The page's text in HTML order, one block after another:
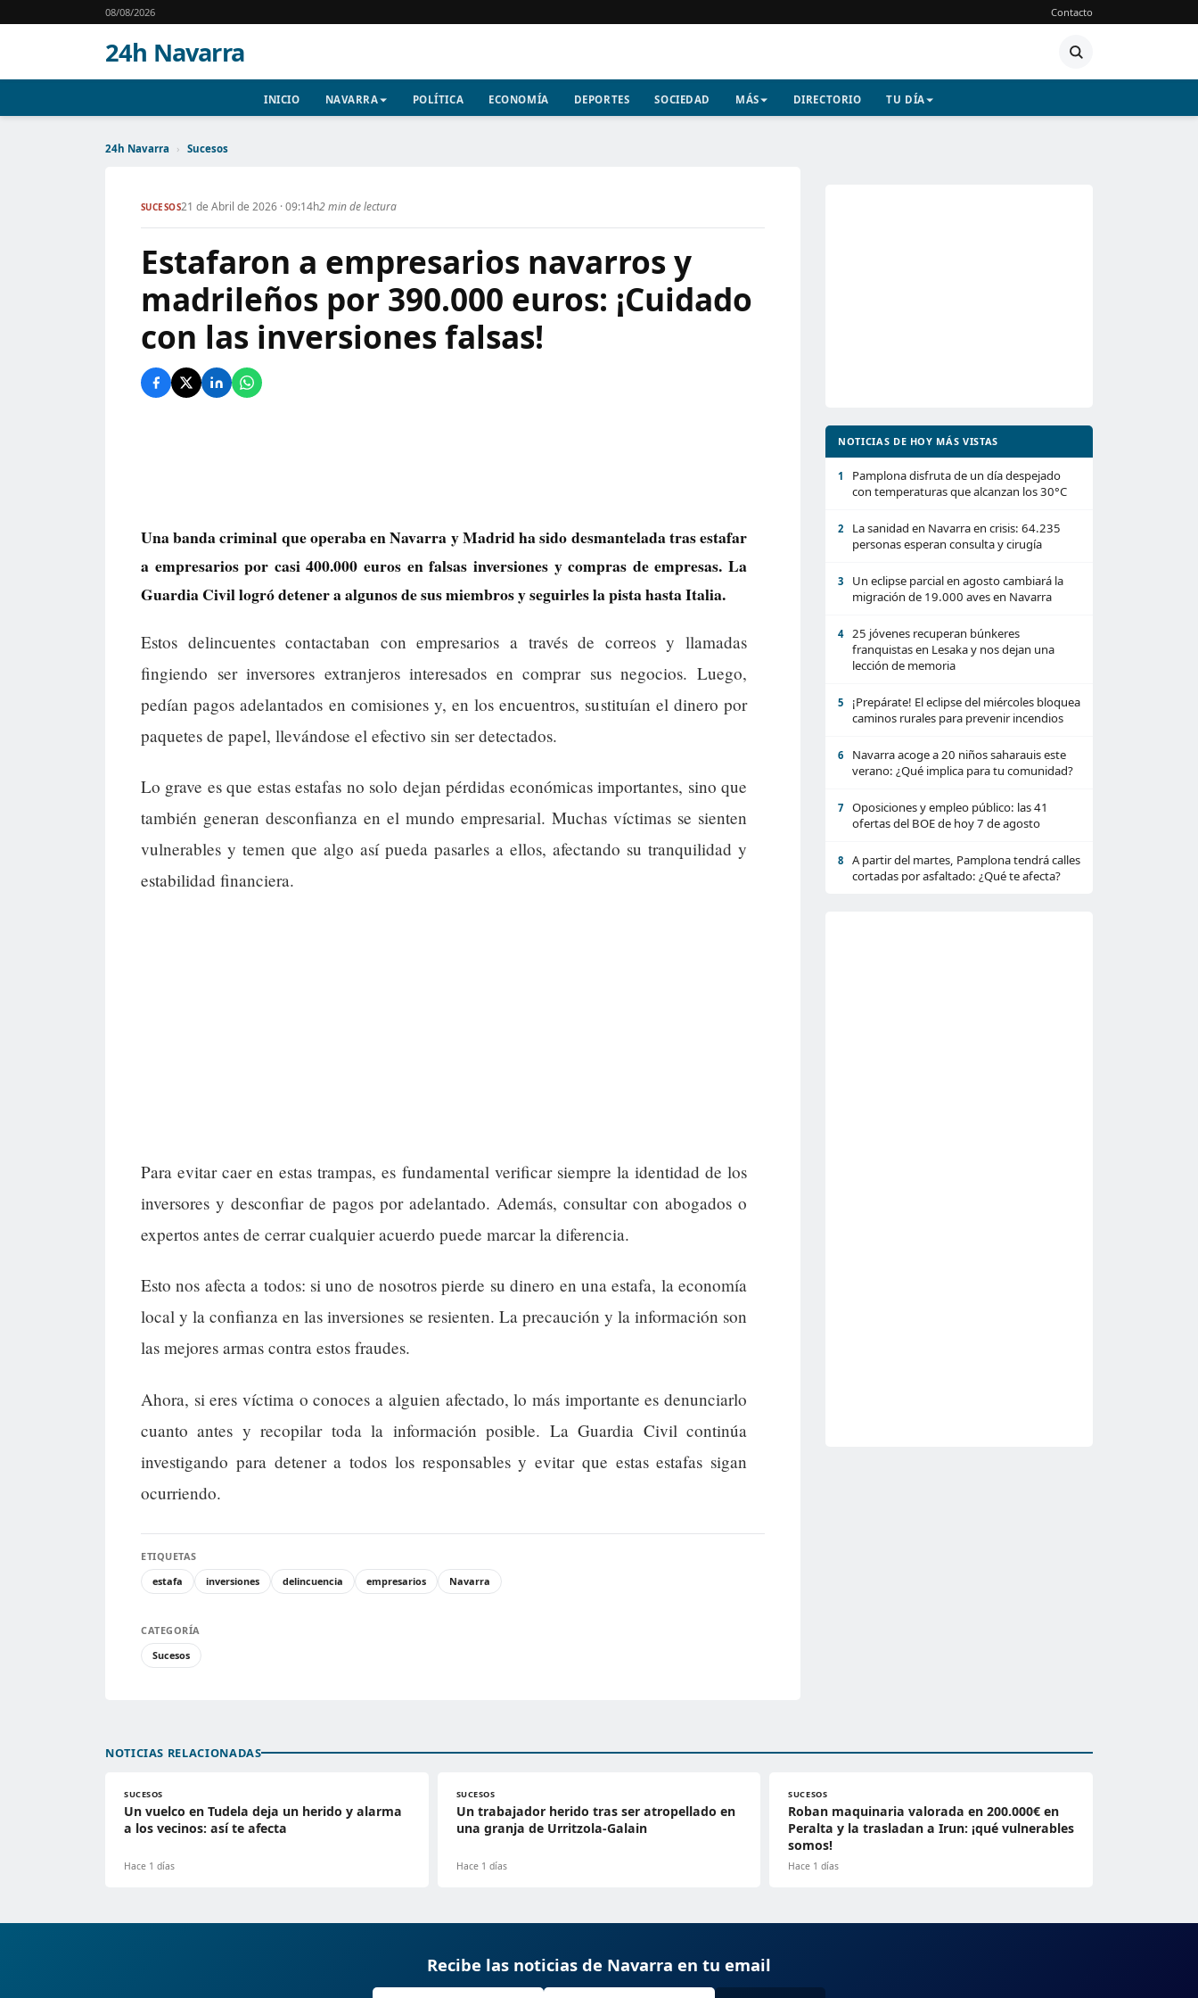
08/08/2026 Contacto
24h Navarra
INICIO NAVARRA POLÍTICA ECONOMÍA DEPORTES SOCIEDAD MÁS DIRECTORIO TU DÍA
24h Navarra › Sucesos
SUCESOS21 de Abril de 2026 · 09:14h2 min de lectura
Estafaron a empresarios navarros y
madrileños por 390.000 euros: ¡Cuidado
con las inversiones falsas!
Una banda criminal que operaba en Navarra y Madrid ha sido desmantelada tras estafar
a empresarios por casi 400.000 euros en falsas inversiones y compras de empresas. La
Guardia Civil logró detener a algunos de sus miembros y seguirles la pista hasta Italia.
Estos delincuentes contactaban con empresarios a través de correos y llamadas
fingiendo ser inversores extranjeros interesados en comprar sus negocios. Luego,
pedían pagos adelantados en comisiones y, en los encuentros, sustituían el dinero por
paquetes de papel, llevándose el efectivo sin ser detectados.
Lo grave es que estas estafas no solo dejan pérdidas económicas importantes, sino que
también generan desconfianza en el mundo empresarial. Muchas víctimas se sienten
vulnerables y temen que algo así pueda pasarles a ellos, afectando su tranquilidad y
estabilidad financiera.
Para evitar caer en estas trampas, es fundamental verificar siempre la identidad de los
inversores y desconfiar de pagos por adelantado. Además, consultar con abogados o
expertos antes de cerrar cualquier acuerdo puede marcar la diferencia.
Esto nos afecta a todos: si uno de nosotros pierde su dinero en una estafa, la economía
local y la confianza en las inversiones se resienten. La precaución y la información son
las mejores armas contra estos fraudes.
Ahora, si eres víctima o conoces a alguien afectado, lo más importante es denunciarlo
cuanto antes y recopilar toda la información posible. La Guardia Civil continúa
investigando para detener a todos los responsables y evitar que estas estafas sigan
ocurriendo.
ETIQUETAS
estafa
inversiones delincuencia empresarios Navarra
CATEGORÍA
Sucesos
NOTICIAS DE HOY MÁS VISTAS
1
Pamplona disfruta de un día despejado
con temperaturas que alcanzan los 30°C
2
La sanidad en Navarra en crisis: 64.235
personas esperan consulta y cirugía
3
Un eclipse parcial en agosto cambiará la
migración de 19.000 aves en Navarra
4
25 jóvenes recuperan búnkeres
franquistas en Lesaka y nos dejan una
lección de memoria
5
¡Prepárate! El eclipse del miércoles bloquea
caminos rurales para prevenir incendios
6
Navarra acoge a 20 niños saharauis este
verano: ¿Qué implica para tu comunidad?
7
Oposiciones y empleo público: las 41
ofertas del BOE de hoy 7 de agosto
8
A partir del martes, Pamplona tendrá calles
cortadas por asfaltado: ¿Qué te afecta?
NOTICIAS RELACIONADAS
SUCESOS
Un vuelco en Tudela deja un herido y alarma
a los vecinos: así te afecta
Hace 1 días
SUCESOS
Un trabajador herido tras ser atropellado en
una granja de Urritzola-Galain
Hace 1 días
SUCESOS
Roban maquinaria valorada en 200.000€ en
Peralta y la trasladan a Irun: ¡qué vulnerables
somos!
Hace 1 días
Recibe las noticias de Navarra en tu email